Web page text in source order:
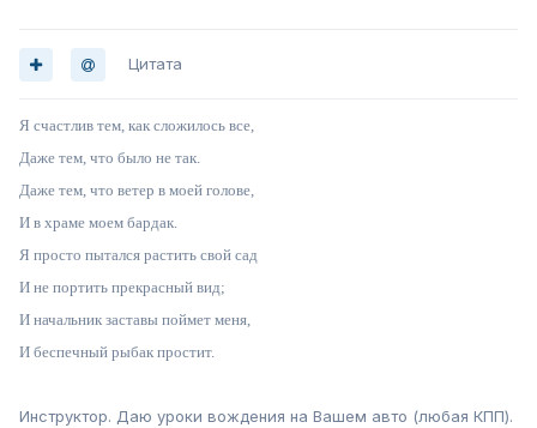
Цитата
Я счастлив тем, как сложилось все,
Даже тем, что было не так.
Даже тем, что ветер в моей голове,
И в храме моем бардак.
Я просто пытался растить свой сад
И не портить прекрасный вид;
И начальник заставы поймет меня,
И беспечный рыбак простит.
Инструктор. Даю уроки вождения на Вашем авто (любая КПП).